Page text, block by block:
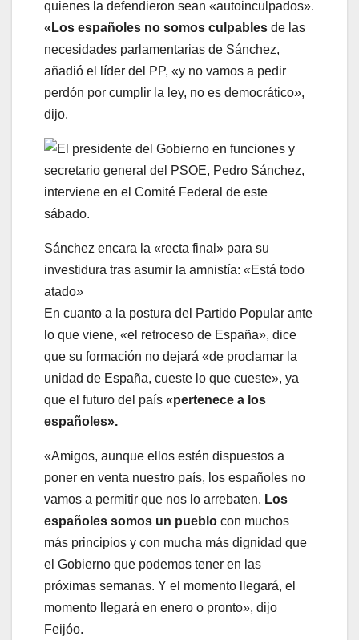
quienes la defendieron sean «autoinculpados».
«Los españoles no somos culpables de las
necesidades parlamentarias de Sánchez,
añadió el líder del PP, «y no vamos a pedir
perdón por cumplir la ley, no es democrático»,
dijo.
Sánchez encara la «recta final» para su
investidura tras asumir la amnistía: «Está todo
atado»
En cuanto a la postura del Partido Popular ante
lo que viene, «el retroceso de España», dice
que su formación no dejará «de proclamar la
unidad de España, cueste lo que cueste», ya
que el futuro del país «pertenece a los
españoles».
«Amigos, aunque ellos estén dispuestos a
poner en venta nuestro país, los españoles no
vamos a permitir que nos lo arrebaten. Los
españoles somos un pueblo con muchos
más principios y con mucha más dignidad que
el Gobierno que podemos tener en las
próximas semanas. Y el momento llegará, el
momento llegará en enero o pronto», dijo
Feijóo.